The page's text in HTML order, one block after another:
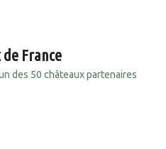
France
des 50 châteaux partenaires